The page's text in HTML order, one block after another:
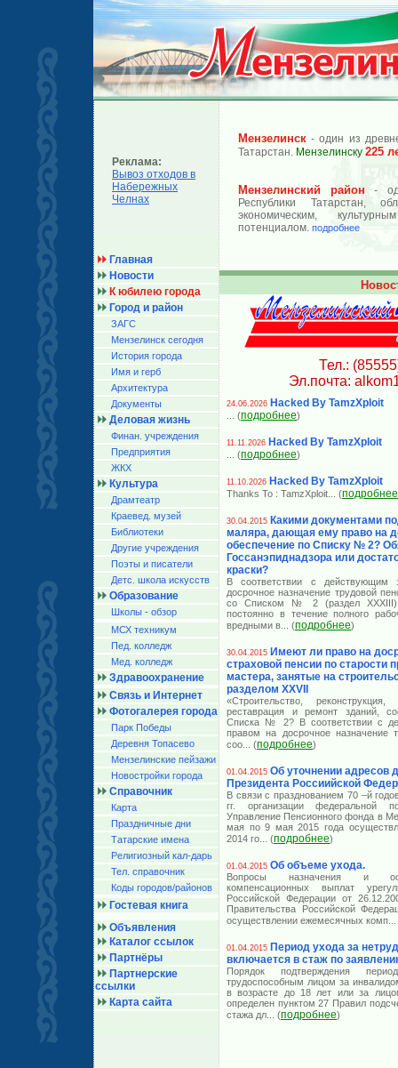
Реклама:
Вывоз отходов в
Набережных
Челнах
Главная
Новости
К юбилею города
Город и район
ЗАГС
Мензелинск сегодня
История города
Имя и герб
Архитектура
Документы
Деловая жизнь
Финан. учреждения
Предприятия
ЖКХ
Культура
Драмтеатр
Краевед. музей
Библиотеки
Другие учреждения
Поэты и писатели
Детс. школа искусств
Образование
Школы - обзор
МСХ техникум
Пед. колледж
Мед. колледж
Здравоохранение
Связь и Интернет
Фотогалерея города
Парк Победы
Деревня Топасево
Мензелинские пейзажи
Новостройки города
Справочник
Карта
Праздничные дни
Татарские имена
Религиозный кал-дарь
Тел. справочник
Коды городов/райoнов
Гостевая книга
Объявления
Каталог ссылок
Партнёры
Партнерские
ссылки
Карта сайта
Мензелинск - один из
Татарстан. Мензелинску 225
Мензелинский район -
Республики Татарстан,
экономическим,
потенциалом. подробнее
Тел.:
Эл.почта:
24.06.2026 Hacked By TamzXploit
... (подробнее)
11.11.2026 Hacked By TamzXploit
... (подробнее)
11.10.2026 Hacked By TamzXploit
Thanks To : TamzXploit ... (подробнее
30.04.2015 Какими документами
маляра, дающая ему право на
обеспечение по Списку № 2?
Госсанэпиднадзора или
краски?
В соответствии с действующим
досрочное назначение трудовой
со Списком № 2 (раздел XXXIII)
постоянно в течение полного
вредными в ... (подробнее)
30.04.2015 Имеют ли право на
страховой пенсии по старости
мастера, занятые на
разделом XXVII
«Строительство, реконструкция,
реставрация и ремонт зданий,
Списка № 2? В соответствии с
правом на досрочное назначение
соо ... (подробнее)
01.04.2015 Об уточнении адресов
Президента Россиийской
В связи с празднованием 70 –й
гг. организации федеральной
Управление Пенсионного фонда в
мая по 9 мая 2015 года
2014 го ... (подробнее)
01.04.2015 Об объеме ухода.
Вопросы назначения и
компенсационных выплат
Российской Федерации от
Правительства Российской
осуществлении ежемесячных комп
01.04.2015 Период ухода за
включается в стаж по
Порядок подтверждения
трудоспособным лицом за
в возрасте до 18 лет или за
определен пунктом 27 Правил
стажа дл ... (подробнее)